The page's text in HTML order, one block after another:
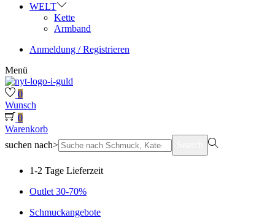
WELT
Kette
Armband
Anmeldung / Registrieren
Menü
0
Wunsch
0
Warenkorb
suchen nach>
1-2 Tage Lieferzeit
Outlet 30-70%
Schmuckangebote